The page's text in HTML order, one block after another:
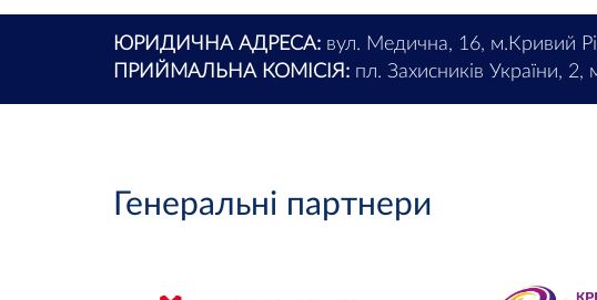
ЮРИДИЧНА АДРЕСА: вул. Медична, 16, м.Кривий
ПРИЙМАЛЬНА КОМІСІЯ: пл. Захисників України, 2,
Генеральні партнери